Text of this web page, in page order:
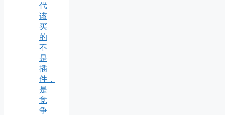
代
该
买
的
不
是
插
件，
是
竞
争